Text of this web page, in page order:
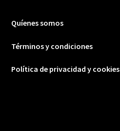
Quíenes somos
Términos y condiciones
Política de privacidad y cookies